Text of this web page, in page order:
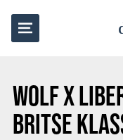
WOLF X
BRITSE
TERUG NAAR